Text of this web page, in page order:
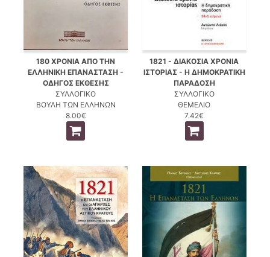
180 ΧΡΟΝΙΑ ΑΠΟ ΤΗΝ
ΕΛΛΗΝΙΚΗ ΕΠΑΝΑΣΤΑΣΗ -
ΟΔΗΓΟΣ ΕΚΘΕΣΗΣ
ΣΥΛΛΟΓΙΚΟ
ΒΟΥΛΗ ΤΩΝ ΕΛΛΗΝΩΝ
8.00€
1821 - ΔΙΑΚΟΣΙΑ ΧΡΟΝΙΑ
ΙΣΤΟΡΙΑΣ - Η ΔΗΜΟΚΡΑΤΙΚΗ
ΠΑΡΑΔΟΣΗ
ΣΥΛΛΟΓΙΚΟ
ΘΕΜΕΛΙΟ
7.42€